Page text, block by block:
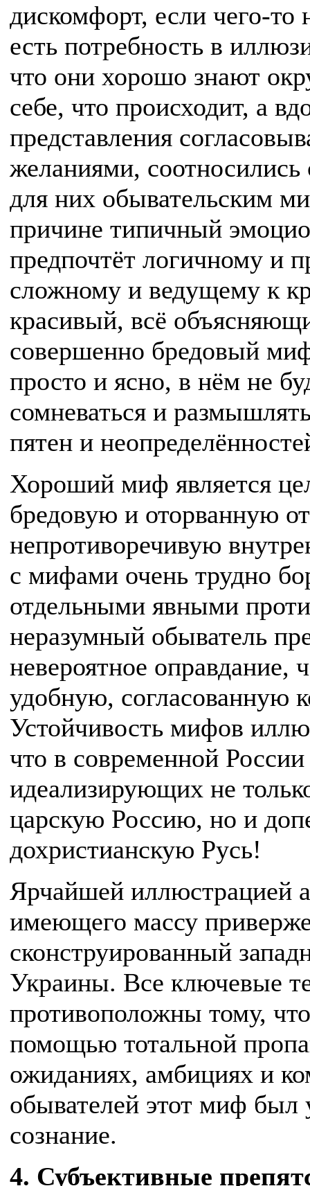
дискомфорт, если чего-
есть потребность в
что они хорошо знают
себе, что происходит, а
представления
желаниями,
для них обывательским
причине типичный
предпочтёт логичному и
сложному и ведущему к
красивый, всё
совершенно бредовый
просто и ясно, в нём не
сомневаться и
пятен и
Хороший миф является
бредовую и оторванную
непротиворечивую
с мифами очень трудно
отдельными явными
неразумный обыватель
невероятное
удобную, согласованную
Устойчивость мифов
что в современной
идеализирующих не
царскую Россию, но и
дохристианскую Русь!
Ярчайшей иллюстрацией
имеющего массу
сконструированный
Украины. Все ключевые
противоположны тому,
помощью тотальной
ожиданиях, амбициях и
обывателей этот миф был
сознание.
4. Субъективные